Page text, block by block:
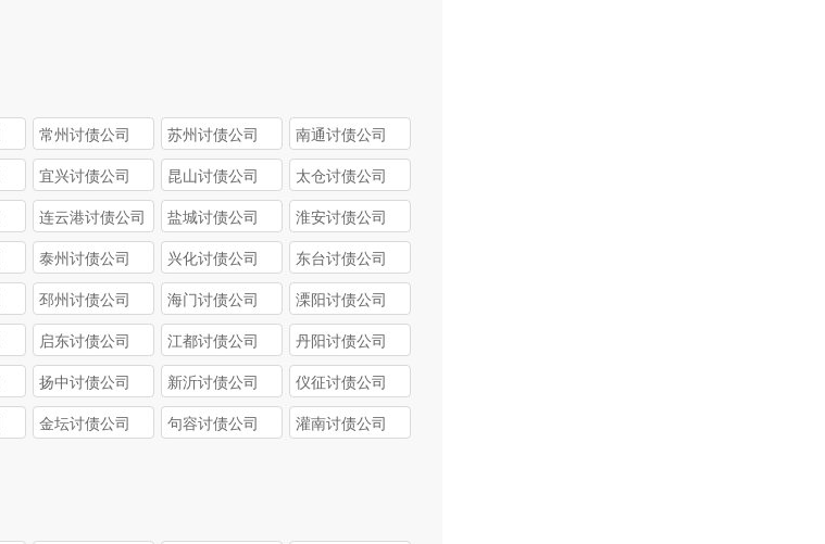
常州讨债公司 苏州讨债公司 南通讨债公司
宜兴讨债公司 昆山讨债公司 太仓讨债公司
连云港讨债公司 盐城讨债公司 淮安讨债公司
泰州讨债公司 兴化讨债公司 东台讨债公司
邳州讨债公司 海门讨债公司 溧阳讨债公司
启东讨债公司 江都讨债公司 丹阳讨债公司
扬中讨债公司 新沂讨债公司 仪征讨债公司
金坛讨债公司 句容讨债公司 灌南讨债公司